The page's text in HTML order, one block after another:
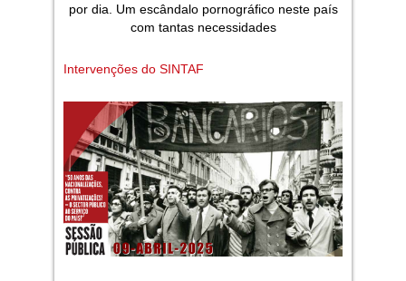
por dia. Um escândalo pornográfico neste país
com tantas necessidades
Intervenções do SINTAF